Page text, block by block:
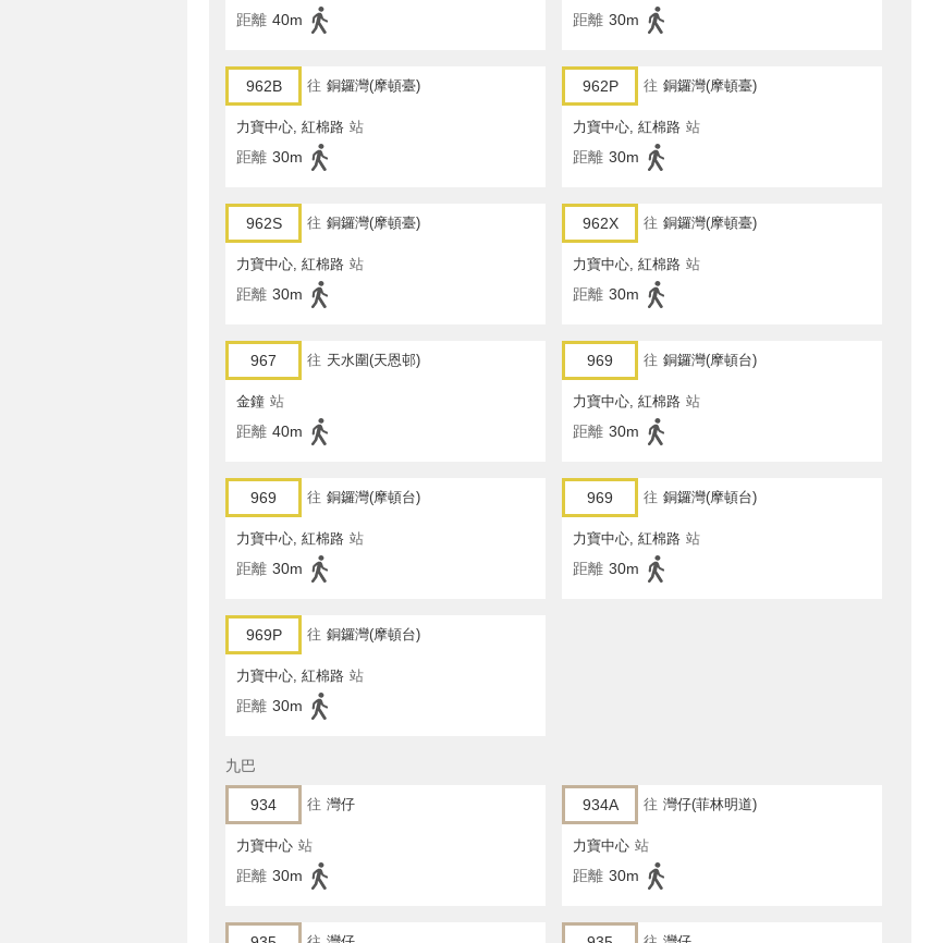
距離 40m 距離 30m
962B 往 銅鑼灣(摩頓臺)
力寶中心, 紅棉路 站
距離 30m
962P 往 銅鑼灣(摩頓臺)
力寶中心, 紅棉路 站
距離 30m
962S 往 銅鑼灣(摩頓臺)
力寶中心, 紅棉路 站
距離 30m
962X 往 銅鑼灣(摩頓臺)
力寶中心, 紅棉路 站
距離 30m
967 往 天水圍(天恩邨)
金鐘 站
距離 40m
969 往 銅鑼灣(摩頓台)
力寶中心, 紅棉路 站
距離 30m
969 往 銅鑼灣(摩頓台)
力寶中心, 紅棉路 站
距離 30m
969 往 銅鑼灣(摩頓台)
力寶中心, 紅棉路 站
距離 30m
969P 往 銅鑼灣(摩頓台)
力寶中心, 紅棉路 站
距離 30m
九巴
934 往 灣仔
力寶中心 站
距離 30m
934A 往 灣仔(菲林明道)
力寶中心 站
距離 30m